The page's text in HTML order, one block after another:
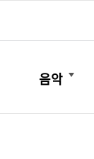
음악
더보기